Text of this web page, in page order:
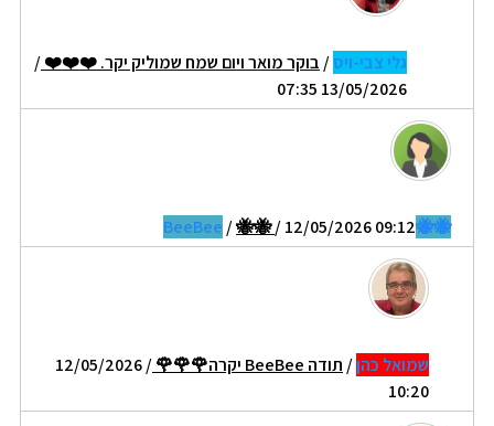
גלי צבי-ויס/ בוקר מואר ויום שמח שמוליק יקר. ❤️❤️❤️/
13/05/2026 07:35
🐝🐝BeeBee
/🐝🐝/ 12/05/2026 09:12
שמואל כהן/ תודה BeeBee יקרה🌹🌹🌹
/ 12/05/2026
10:20